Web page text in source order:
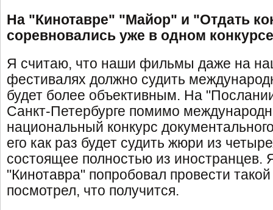
На "Кинотавре" "Майор" и "Отдать
соревновались уже в одном
Я считаю, что наши фильмы даже на
фестивалях должно судить
будет более объективным. На
Санкт-Петербурге помимо
национальный конкурс
его как раз будет судить жюри из
состоящее полностью из иностранцев.
"Кинотавра" попробовал провести
посмотрел, что получится.